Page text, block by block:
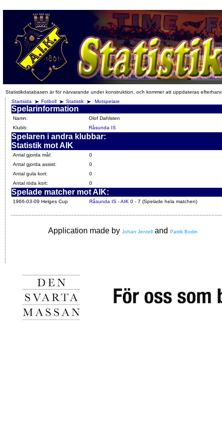
Statistikdatabasen är för närvarande under konstruktion, och kommer att uppdateras
Startsida
Fotboll Statistik Motspelare
Spelarinformation
Namn:
Olof Dahlsten
Klubb:
Råsunda IS
Spelaren i andra klubbar:
Statistik mot AIK
Antal gjorda mål:
0
Antal gjorda assist:
0
Antal gula kort:
0
Antal röda kort:
0
Spelade matcher mot AIK:
1966-03-09 Helges Cup Råsunda IS - AIK 0 - 7 (Spelade hela matchen)
Application made by Johan Jentell and Patrik Bodin